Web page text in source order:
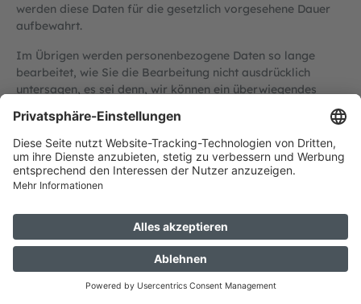
werden diese Daten für die gesetzlich vorgesehene Dauer
aufbewahrt.
Im Übrigen werden personenbezogene Daten so lange
bearbeitet, wie Sie die Bearbeitung nicht ausdrücklich
untersagen, es sei denn, wir können ein überwiegendes
Abs. 2 DSG oder eine Rechtfertigung nach Gesetz
nachweisen.